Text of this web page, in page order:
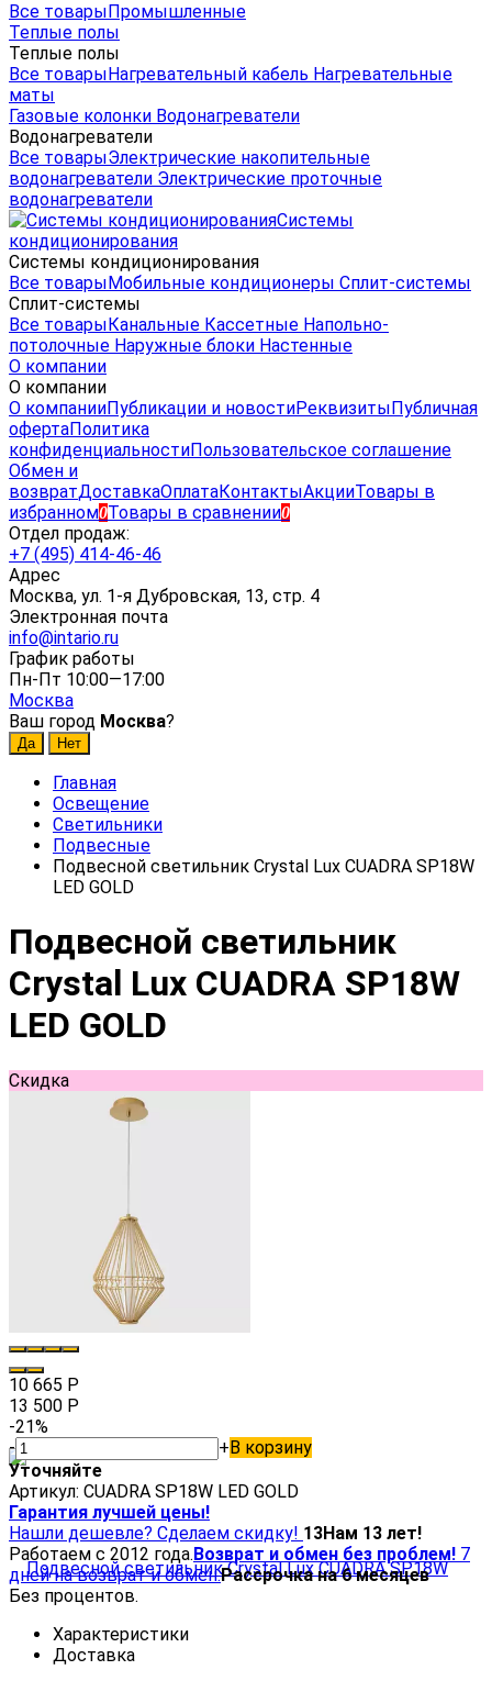
Все товарыПромышленные
Теплые полы
Теплые полы
Все товарыНагревательный кабель Нагревательные
маты
Газовые колонки Водонагреватели
Водонагреватели
Все товарыЭлектрические накопительные
водонагреватели Электрические проточные
водонагреватели
Системы
кондиционирования
Системы кондиционирования
Все товарыМобильные кондиционеры Сплит-системы
Сплит-системы
Все товарыКанальные Кассетные Напольно-
потолочные Наружные блоки Настенные
О компании
О компании
О компанииПубликации и новостиРеквизитыПубличная
офертаПолитика
конфиденциальностиПользовательское соглашение
Обмен и
возвратДоставкаОплатаКонтактыАкцииТовары в
избранном0Товары в сравнении0
Отдел продаж:
+7 (495) 414-46-46
Адрес
Москва, ул. 1-я Дубровская, 13, стр. 4
Электронная почта
info@intario.ru
График работы
Пн-Пт 10:00—17:00
Москва
Ваш город Москва?
Главная
Освещение
Светильники
Подвесные
Подвесной светильник Crystal Lux CUADRA SP18W
LED GOLD
Подвесной светильник
Crystal Lux CUADRA SP18W
LED GOLD
Скидка
10 665 Р
13 500 Р
-21%
-
+В корзину
Уточняйте
Артикул: CUADRA SP18W LED GOLD
Гарантия лучшей цены!
Нашли дешевле? Сделаем скидку! 13Нам 13 лет!
Работаем с 2012 года.Возврат и обмен без проблем! 7
дней на возврат и обмен.Рассрочка на 6 месяцев
Без процентов.
Характеристики
Доставка